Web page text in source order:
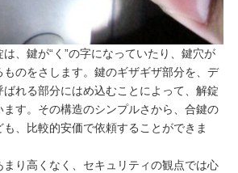
、鍵が“く”の字になっていたり、鍵穴が
のをさします。鍵のギザギザ部分を、デ
ばれる部分にはめ込むことによって、解錠
す。その構造のシンプルさから、合鍵の
、比較的安価で依頼することができま
まり高くなく、セキュリティの観点では心